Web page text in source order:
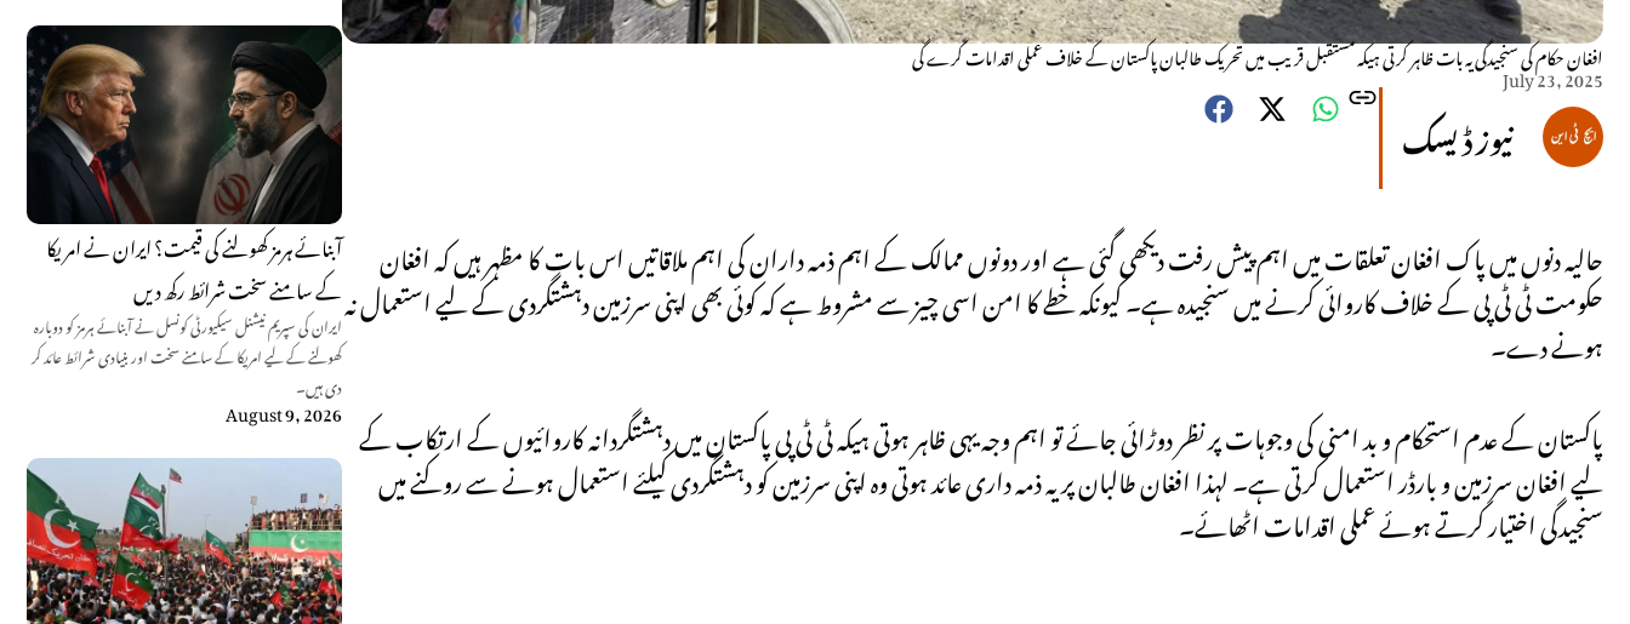
آبنائے ہرمز کھولنے کی قیمت؟ ایران نے امریکا
کے سامنے سخت شرائط رکھ دیں
ایران کی سپریم نیشنل سیکیورٹی کونسل نے آبنائے ہرمز کو دوبارہ
کھولنے کے لیے امریکا کے سامنے سخت اور بنیادی شرائط عائد کر
دی ہیں۔
August 9, 2026
افغان حکام کی سنجیدگی یہ بات ظاہر کرتی ہیکہ مستقبل قریب میں تحریک طالبان پاکستان کے خلاف عملی اقدامات کرے گی
July 23, 2025
نیوز ڈیسک
حالیہ دنوں میں پاک افغان تعلقات میں اہم پیش رفت دیکھی گئی ہے اور دونوں ممالک کے اہم ذمہ داران کی اہم ملاقاتیں اس بات کا مظہر ہیں کہ افغان
حکومت ٹی ٹی پی کے خلاف کاروائی کرنے میں سنجیدہ ہے۔ کیونکہ خطے کا امن اسی چیز سے مشروط ہے کہ کوئی بھی اپنی سرزمین دہشتگردی کے لیے استعمال نہ
ہونے دے۔
پاکستان کے عدم استحکام و بد امنی کی وجوہات پر نظر دوڑائی جائے تو اہم وجہ یہی ظاہر ہوتی ہیکہ ٹی ٹی پی پاکستان میں دہشتگردانہ کاروائیوں کے ارتکاب کے
لیے افغان سرزمین و بارڈر استعمال کرتی ہے۔ لہذا افغان طالبان پر یہ ذمہ داری عائد ہوتی وہ اپنی سرزمین کو دہشتگردی کیلئے استعمال ہونے سے روکنے میں
سنجیدگی اختیار کرتے ہوئے عملی اقدامات اٹھائے۔